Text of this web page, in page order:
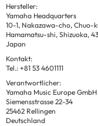
Hersteller:
Yamaha Headquarters
10-1, Nakazawa-cho, Chuo-
Hamamatsu-shi, Shizuoka,
Japan
Kontakt:
Tel.: +81 53 4601111
Verantwortlicher:
Yamaha Music Europe GmbH
Siemensstrasse 22-34
25462 Rellingen
Deutschland